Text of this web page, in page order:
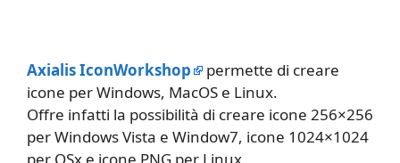
Axialis IconWorkshop
permette di creare
icone per Windows, MacOS e Linux.
Offre infatti la possibilità di creare icone 256×256
per Windows Vista e Window7, icone 1024×1024
per OSx e icone PNG per Linux.